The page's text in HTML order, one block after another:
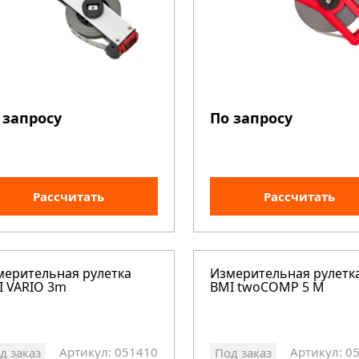
Рассчитать
По запросу
Рассчитать
рулетка
VARIO 3m
заказ Артикул: 051410
Измерительная
BMI twoCOMP 5 M
Под заказ Артикул: